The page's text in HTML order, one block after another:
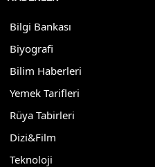
Bilgi Bankası
Biyografi
Bilim Haberleri
Yemek Tarifleri
Rüya Tabirleri
Dizi&Film
Teknoloji